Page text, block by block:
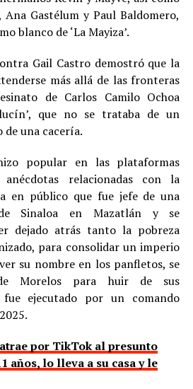
Ana Gastélum y Paul Baldomero,
blanco de ‘La Mayiza’.
Gail Castro demostró que la
más allá de las fronteras
de Carlos Camilo Ochoa
que no se trataba de un
de una cacería.
popular en las plataformas
relacionadas con la
en público que fue jefe de una
Sinaloa en Mazatlán y se
dejado atrás tanto la pobreza
para consolidar un imperio
su nombre en los panfletos, se
Morelos para huir de sus
fue ejecutado por un comando
por TikTok al presunto
años, lo lleva a su casa y le